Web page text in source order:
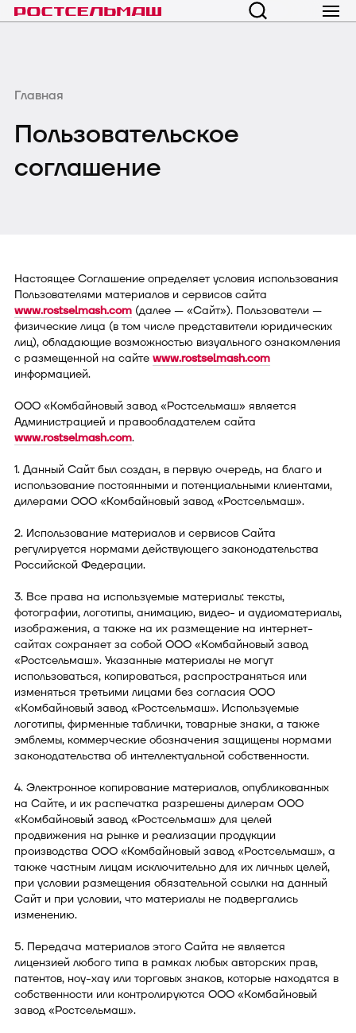
Главная
Пользовательское
соглашение
Настоящее Соглашение определяет условия использования
Пользователями материалов и сервисов сайта
www.rostselmash.com (далее — «Сайт»). Пользователи —
физические лица (в том числе представители юридических
лиц), обладающие возможностью визуального ознакомления
с размещенной на сайте www.rostselmash.com
информацией.
ООО «Комбайновый завод «Ростсельмаш» является
Администрацией и правообладателем сайта
www.rostselmash.com.
1. Данный Сайт был создан, в первую очередь, на благо и
использование постоянными и потенциальными клиентами,
дилерами ООО «Комбайновый завод «Ростсельмаш».
2. Использование материалов и сервисов Сайта
регулируется нормами действующего законодательства
Российской Федерации.
3. Все права на используемые материалы: тексты,
фотографии, логотипы, анимацию, видео- и аудиоматериалы,
изображения, а также на их размещение на интернет-
сайтах сохраняет за собой ООО «Комбайновый завод
«Ростсельмаш». Указанные материалы не могут
использоваться, копироваться, распространяться или
изменяться третьими лицами без согласия ООО
«Комбайновый завод «Ростсельмаш». Используемые
логотипы, фирменные таблички, товарные знаки, а также
эмблемы, коммерческие обозначения защищены нормами
законодательства об интеллектуальной собственности.
4. Электронное копирование материалов, опубликованных
на Сайте, и их распечатка разрешены дилерам ООО
«Комбайновый завод «Ростсельмаш» для целей
продвижения на рынке и реализации продукции
производства ООО «Комбайновый завод «Ростсельмаш», а
также частным лицам исключительно для их личных целей,
при условии размещения обязательной ссылки на данный
Сайт и при условии, что материалы не подвергались
изменению.
5. Передача материалов этого Сайта не является
лицензией любого типа в рамках любых авторских прав,
патентов, ноу-хау или торговых знаков, которые находятся в
собственности или контролируются ООО «Комбайновый
завод «Ростсельмаш».